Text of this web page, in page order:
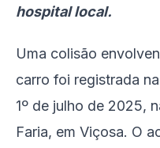
hospital local.
Uma colisão
carro foi registrada
1º de julho de 2025,
Faria, em Viçosa. O